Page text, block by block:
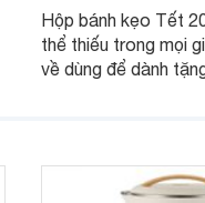
Hộp bánh kẹo Tết
thể thiếu trong mọi
về dùng để dành
2025 mới vừa sang,
mua sắm cuối năm.